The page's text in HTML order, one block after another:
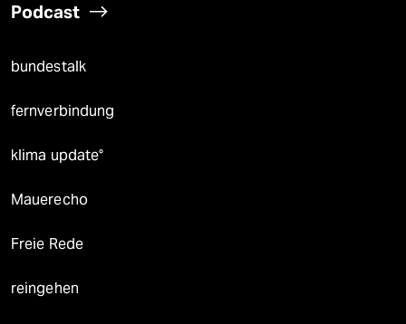
Podcast
bundestalk
fernverbindung
klima update°
Mauerecho
Freie Rede
reingehen